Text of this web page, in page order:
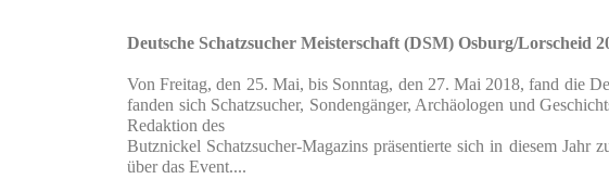
Deutsche Schatzsucher Meisterschaft (DSM) Osburg/Lorscheid
Von Freitag, den 25. Mai, bis Sonntag, den 27. Mai 2018, fand die
fanden sich Schatzsucher, Sondengänger, Archäologen und
Redaktion des
Butznickel Schatzsucher-Magazins präsentierte sich in diesem Jahr
über das Event....